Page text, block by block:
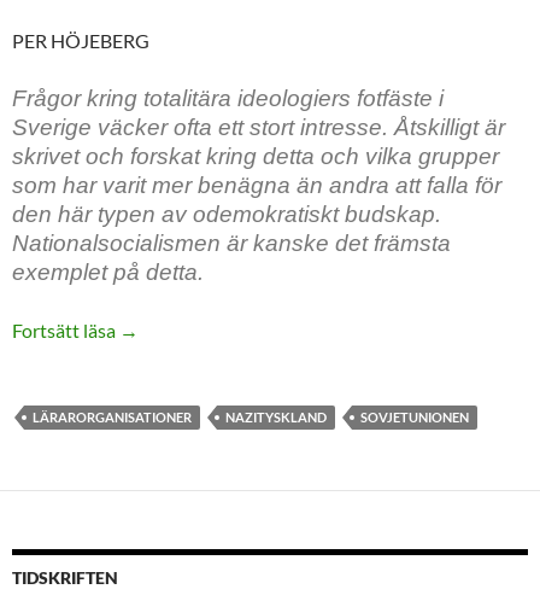
PER HÖJEBERG
Frågor kring totalitära ideologiers fotfäste i
Sverige väcker ofta ett stort intresse. Åtskilligt är
skrivet och forskat kring detta och vilka grupper
som har varit mer benägna än andra att falla för
den här typen av odemokratiskt budskap.
Nationalsocialismen är kanske det främsta
exemplet på detta.
Fortsätt läsa Utmaningarna mot demokratins skola. Den
→
LÄRARORGANISATIONER NAZITYSKLAND SOVJETUNIONEN
TIDSKRIFTEN